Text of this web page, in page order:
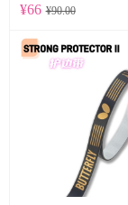
¥66 ¥90.00